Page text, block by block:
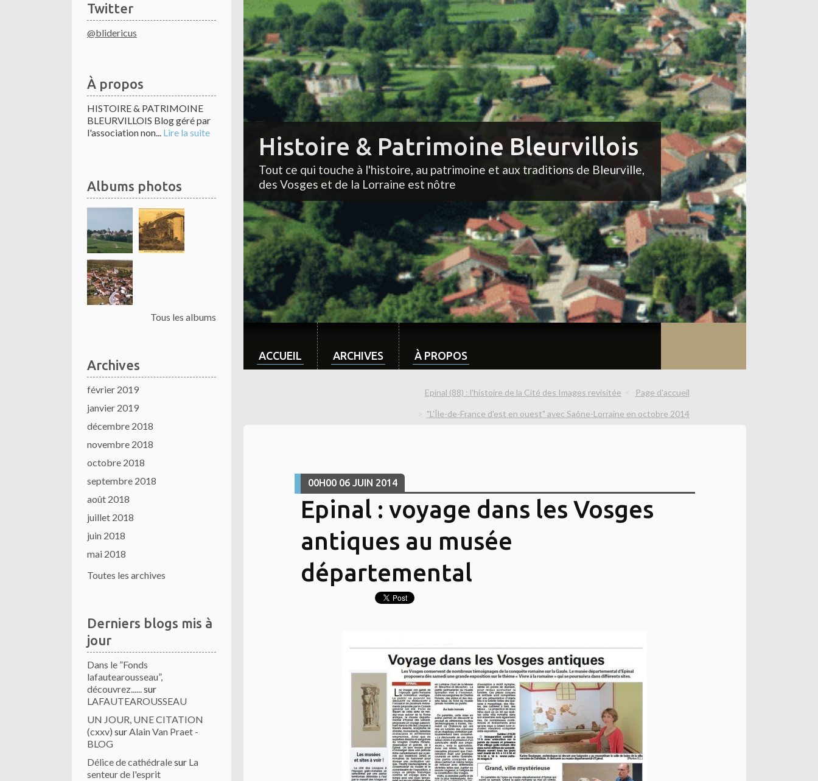
Twitter
@blidericus
À propos
HISTOIRE & PATRIMOINE
BLEURVILLOIS Blog géré par
l'association non... Lire la suite
Albums photos
Tous les albums
Archives
février 2019
janvier 2019
décembre 2018
novembre 2018
octobre 2018
septembre 2018
août 2018
juillet 2018
juin 2018
mai 2018
Toutes les archives
Derniers blogs mis à
jour
Dans le ”Fonds
lafautearousseau”,
découvrez......sur
LAFAUTEAROUSSEAU
UN JOUR, UNE CITATION
(cxxv) surAlain Van Praet -
BLOG
Délice de cathédralesur La
senteur de l'esprit
Histoire & Patrimoine Bleurvillois
Tout ce qui touche à l'histoire, au patrimoine et aux traditions de Bleurville,
des Vosges et de la Lorraine est nôtre
ACCUEIL ARCHIVES À PROPOS
Epinal (88) : l'histoire de la Cité des Images revisitée Page d'accueil
"L'Île-de-France d'est en ouest" avec Saône-Lorraine en octobre 2014
00H00 06 JUIN 2014
Epinal : voyage dans les Vosges
antiques au musée
départemental